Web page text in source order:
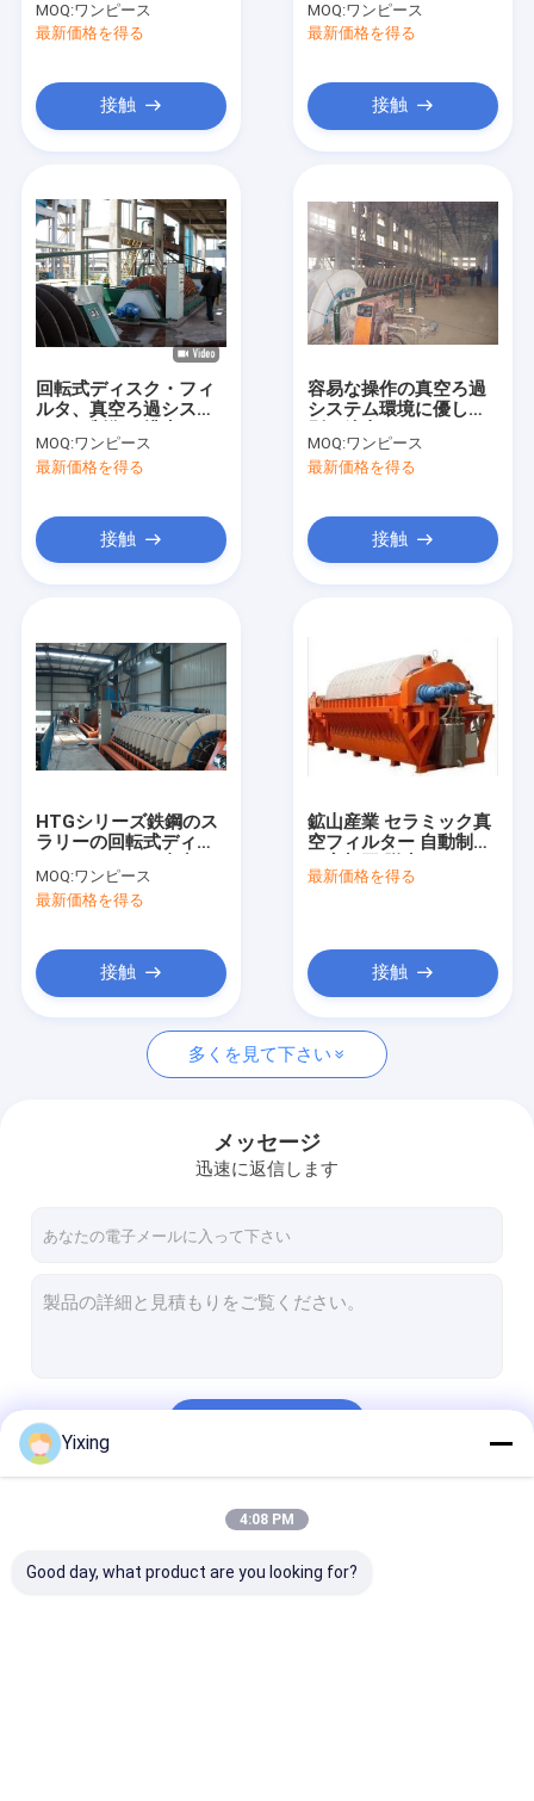
プロダクト
私達について
工場旅行
私達に連絡しなさい
ニュース
陶磁器の真空フィルター
ディスク真空フィルター
真空のディスク・フィルタ
回転式ディスク・フィルタ
陶磁器の真空のディスク・フィルタ
タ、真空ろ過システム
MOQ:ワンピース
最新価格を得る
接触
MOQ:ワンピース
最新価格を得る
接触
回転式ディスク・フィ
ルタ、真空ろ過システ
沈積物
MOQ:ワンピース
最新価格を得る
接触
容易な操作の真空ろ過
システム環境に優しい
MOQ:ワンピース
最新価格を得る
接触
HTGシリーズ鉄鋼のス
ラリーの回転式ディス
過システム
MOQ:ワンピース
最新価格を得る
接触
鉱山産業 セラミック真
空フィルター 自動制御
最新価格を得る
接触
多くを見て下さい
メッセージ
迅速に返信します
Yixing
4:08 PM
Good day, what product are you looking for?